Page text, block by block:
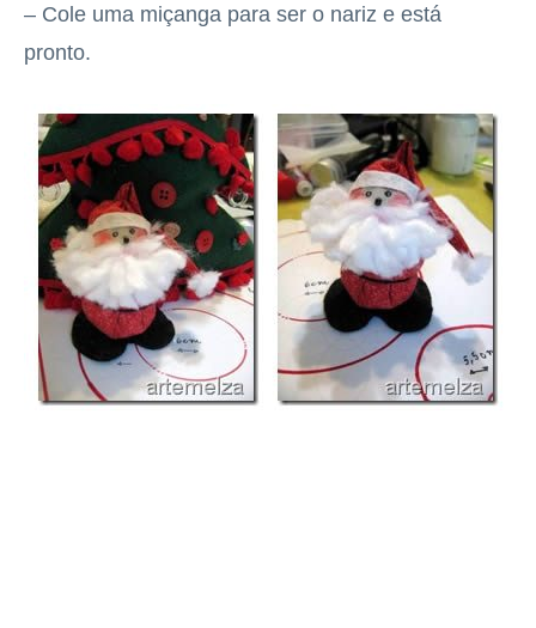
– Cole uma miçanga para ser o nariz e está
pronto.